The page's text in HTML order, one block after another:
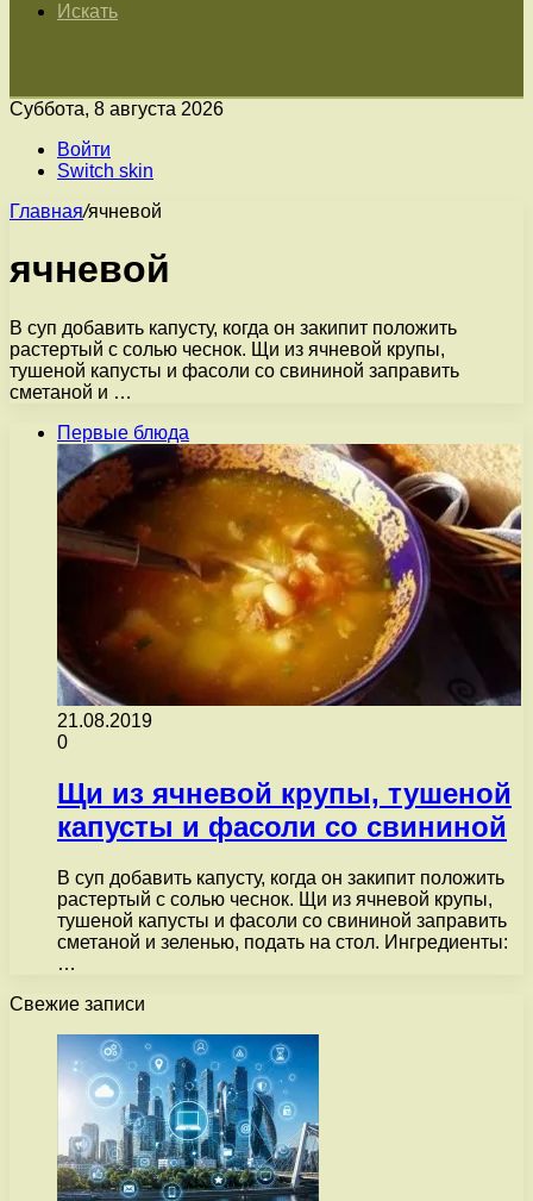
Искать
Суббота, 8 августа 2026
Войти
Switch skin
Главная/ячневой
ячневой
В суп добавить капусту, когда он закипит положить
растертый с солью чеснок. Щи из ячневой крупы,
тушеной капусты и фасоли со свининой заправить
сметаной и …
Первые блюда
21.08.2019
0
Щи из ячневой крупы, тушеной
капусты и фасоли со свининой
В суп добавить капусту, когда он закипит положить
растертый с солью чеснок. Щи из ячневой крупы,
тушеной капусты и фасоли со свининой заправить
сметаной и зеленью, подать на стол. Ингредиенты:
…
Свежие записи